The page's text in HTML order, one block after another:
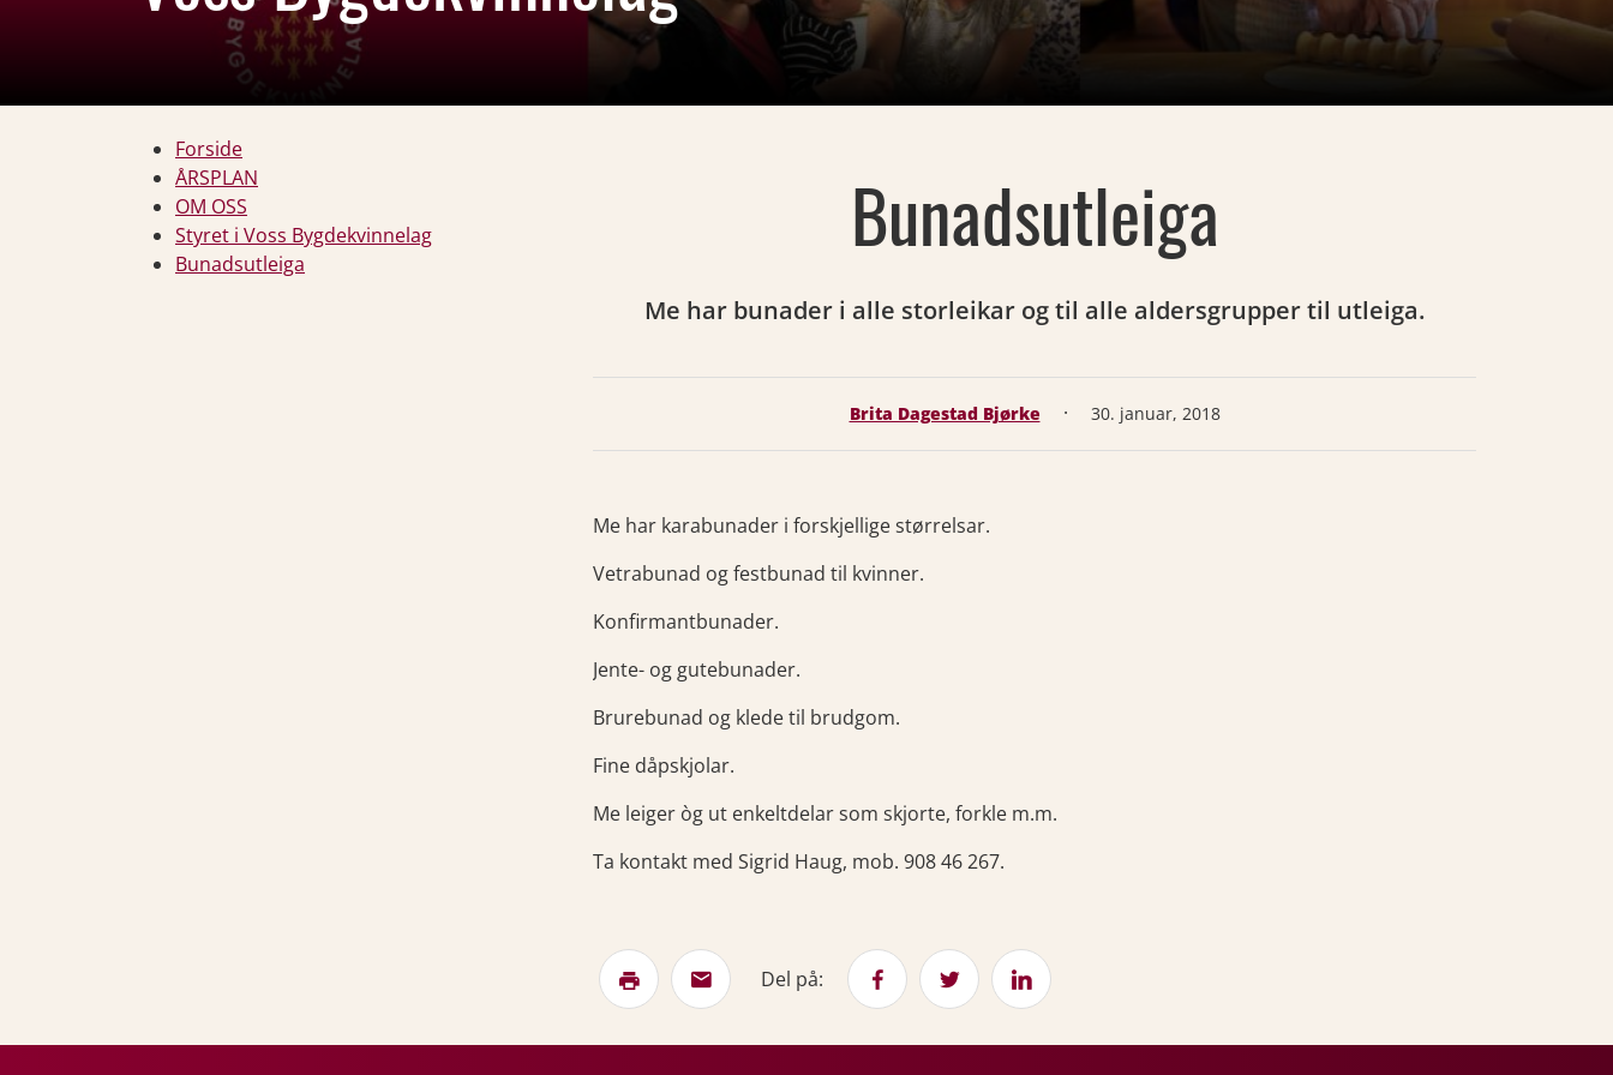
Forside
ÅRSPLAN
OM OSS
Styret i Voss Bygdekvinnelag
Bunadsutleiga
Bunadsutleiga
Me har bunader i alle storleikar og til alle aldersgrupper til utleiga.
Brita Dagestad Bjørke · 30. januar, 2018
Me har karabunader i forskjellige størrelsar.
Vetrabunad og festbunad til kvinner.
Konfirmantbunader.
Jente- og gutebunader.
Brurebunad og klede til brudgom.
Fine dåpskjolar.
Me leiger òg ut enkeltdelar som skjorte, forkle m.m.
Ta kontakt med Sigrid Haug, mob. 908 46 267.
Del på: